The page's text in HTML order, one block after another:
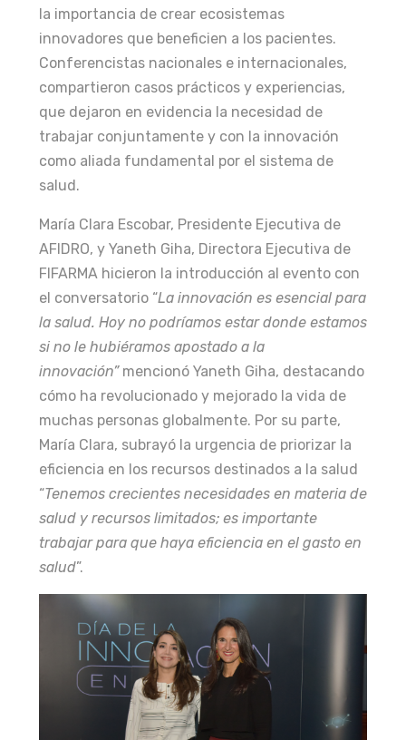
la importancia de crear ecosistemas
innovadores que beneficien a los pacientes.
Conferencistas nacionales e internacionales,
compartieron casos prácticos y experiencias,
que dejaron en evidencia la necesidad de
trabajar conjuntamente y con la innovación
como aliada fundamental por el sistema de
salud.
María Clara Escobar, Presidente Ejecutiva de
AFIDRO, y Yaneth Giha, Directora Ejecutiva de
FIFARMA hicieron la introducción al evento con
el conversatorio “La innovación es esencial para
la salud. Hoy no podríamos estar donde estamos
si no le hubiéramos apostado a la
innovación” mencionó Yaneth Giha, destacando
cómo ha revolucionado y mejorado la vida de
muchas personas globalmente. Por su parte,
María Clara, subrayó la urgencia de priorizar la
eficiencia en los recursos destinados a la salud
“Tenemos crecientes necesidades en materia de
salud y recursos limitados; es importante
trabajar para que haya eficiencia en el gasto en
salud”.